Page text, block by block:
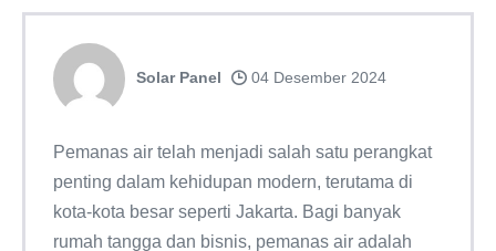
Solar Panel 04 Desember 2024
Pemanas air telah menjadi salah satu perangkat
penting dalam kehidupan modern, terutama di
kota-kota besar seperti Jakarta. Bagi banyak
rumah tangga dan bisnis, pemanas air adalah